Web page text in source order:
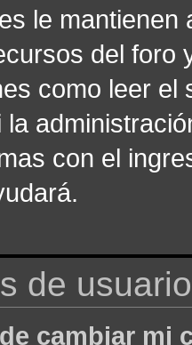
le
del foro
como leer el
con el
de
cambiar mi